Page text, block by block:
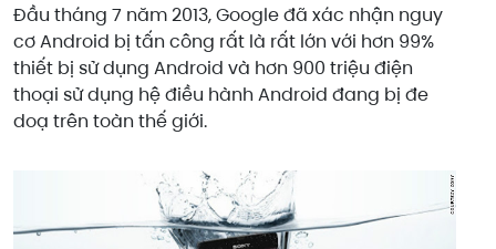
Đầu tháng 7 năm 2013, Google đã xác nhận nguy
cơ Android bị tấn công rất là rất lớn với hơn 99%
thiết bị sử dụng Android và hơn 900 triệu điện
thoại sử dụng hệ điều hành Android đang bị đe
doạ trên toàn thế giới.